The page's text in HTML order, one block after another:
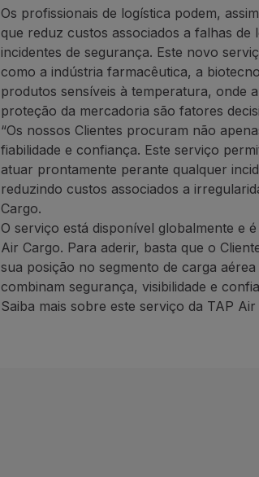
Os profissionais de logística podem,
que reduz custos associados a falhas
incidentes de segurança. Este novo
como a indústria farmacêutica, a
produtos sensíveis à temperatura, onde
proteção da mercadoria são fatores
“Os nossos Clientes procuram não
fiabilidade e confiança. Este serviço
atuar prontamente perante qualquer
reduzindo custos associados a
Cargo.
O serviço está disponível globalmente e
Air Cargo. Para aderir, basta que o
sua posição no segmento de carga
combinam segurança, visibilidade e
Saiba mais sobre este serviço da TAP Air